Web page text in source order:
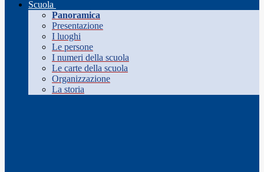
Scuola
Panoramica
Presentazione
I luoghi
Le persone
I numeri della scuola
Le carte della scuola
Organizzazione
La storia